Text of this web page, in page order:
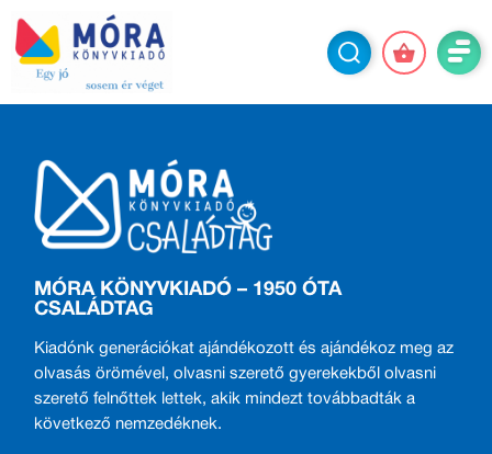
MÓRA KÖNYVKIADÓ – 1950 ÓTA
CSALÁDTAG
Kiadónk generációkat ajándékozott és ajándékoz meg az
olvasás örömével, olvasni szerető gyerekekből olvasni
szerető felnőttek lettek, akik mindezt továbbadták a
következő nemzedéknek.